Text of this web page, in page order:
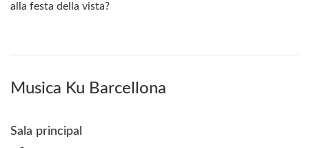
alla festa della vista?
Musica Ku Barcellona
Sala principal